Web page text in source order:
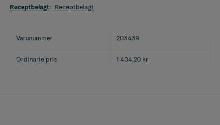
Receptbelagt: Receptbelagt
Varunummer 203439
Ordinarie pris 1 404,20 kr